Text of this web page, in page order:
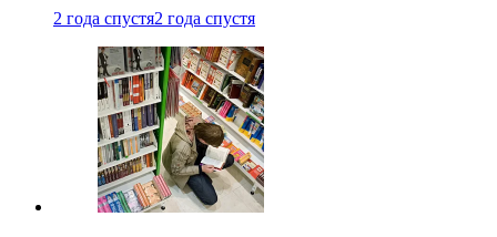
2 года спустя2 года спустя